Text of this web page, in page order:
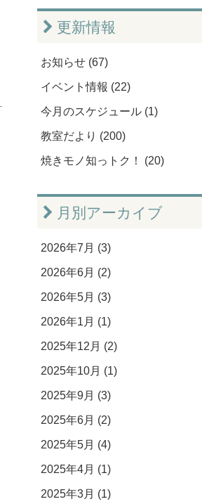
更新情報
お知らせ (67)
イベント情報 (22)
今月のスケジュール (1)
教室だより (200)
焼きモノ知っトク！ (20)
月別アーカイブ
2026年7月 (3)
2026年6月 (2)
2026年5月 (3)
2026年1月 (1)
2025年12月 (2)
2025年10月 (1)
2025年9月 (3)
2025年6月 (2)
2025年5月 (4)
2025年4月 (1)
2025年3月 (1)